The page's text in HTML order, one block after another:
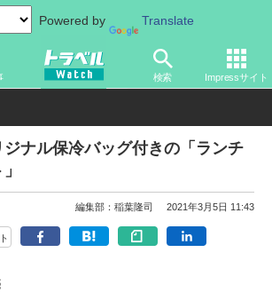
Powered by Translate
検索 Impressサイト
アイテム その他
ジナル保冷バッグ付きの「ランチ
編集部：稲葉隆司 2021年3月5日 11:43